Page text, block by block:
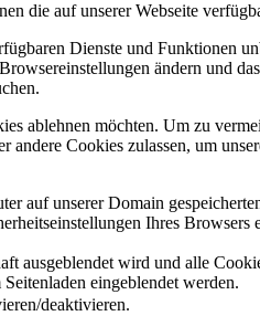
die auf unserer Webseite
Dienste und Funktionen
ändern und
ablehnen möchten. Um zu
andere Cookies zulassen, um
auf unserer Domain
Ihres Browsers
ausgeblendet wird und alle
eingeblendet werden.
deaktivieren.